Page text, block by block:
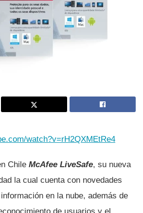
watch?v=rH2QXMEtRe4
Chile McAfee LiveSafe, su nueva
la cual cuenta con novedades
en la nube, además de